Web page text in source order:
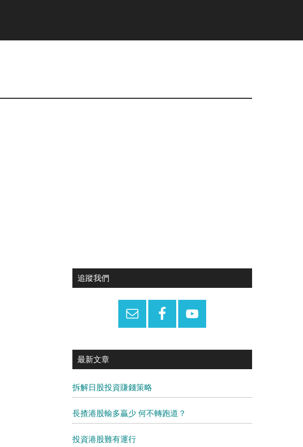
Primary
追蹤我們
最新文章
拆解日股投資賺錢策略
長揸港股輸多贏少 何不轉跑道？
投資港股難有運行